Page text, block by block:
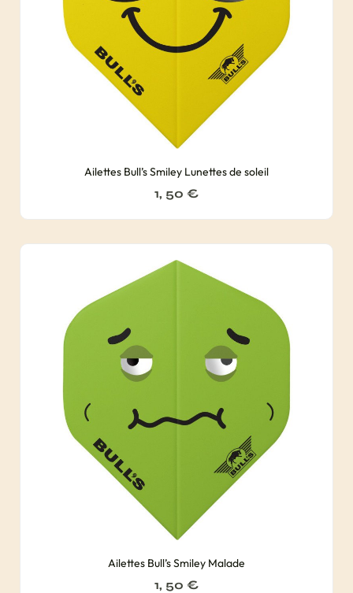
Ailettes Bull’s Smiley Lunettes de soleil
1, 50 €
Ailettes Bull’s Smiley Malade
1, 50 €